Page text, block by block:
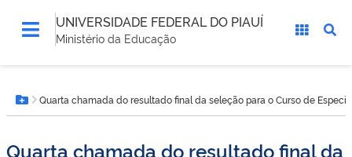
UNIVERSIDADE FEDERAL DO PIAUÍ
Ministério da Educação
está
aqui:Botão Menu
Quarta chamada do resultado final da seleção para o Curso de
Quarta chamada do resultado final da